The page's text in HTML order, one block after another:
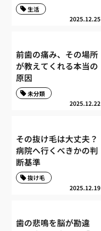
2025.12.25
生活
前歯の痛み、その場所
が教えてくれる本当の
原因
2025.12.22
未分類
その抜け毛は大丈夫？
病院へ行くべきかの判
断基準
2025.12.19
抜け毛
歯の悲鳴を脳が勘違